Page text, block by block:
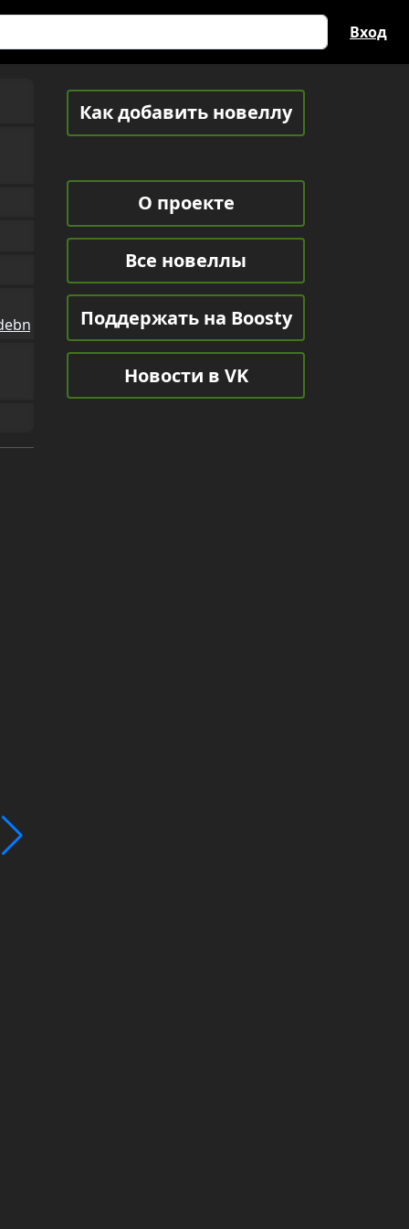
Вход
Как добавить новеллу
О проекте
Все новеллы
Поддержать на Boosty
Новости в VK